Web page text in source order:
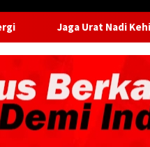
PTBA Pertegas